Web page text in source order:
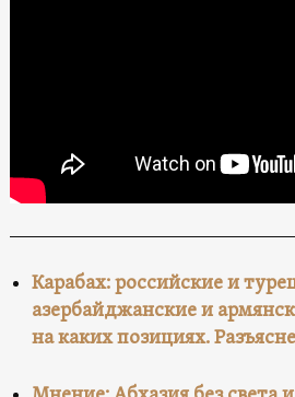
Карабах: российские и
азербайджанские и
на каких позициях.